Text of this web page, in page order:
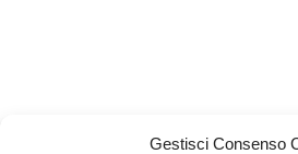
Gestisci Consenso